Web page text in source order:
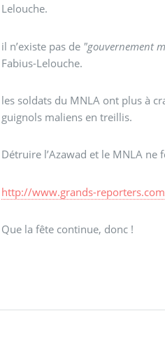
Lelouche.
il n’existe pas de "gouvernement
Fabius-Lelouche.
les soldats du MNLA ont plus à
guignols maliens en treillis.
Détruire l’Azawad et le MNLA ne
http://www.grands-
Que la fête continue, donc !